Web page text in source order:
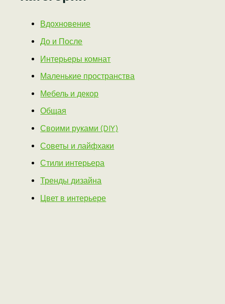
Вдохновение
До и После
Интерьеры комнат
Маленькие пространства
Мебель и декор
Общая
Своими руками (DIY)
Советы и лайфхаки
Стили интерьера
Тренды дизайна
Цвет в интерьере